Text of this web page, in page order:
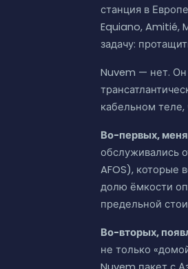
станция в
Equiano, Amitié,
задачу:
Nuvem — нет. Он
кабельном
Во-первых,
обслуживались
AFOS), которые
долю ёмкости
предельной
Во-вторых,
не только